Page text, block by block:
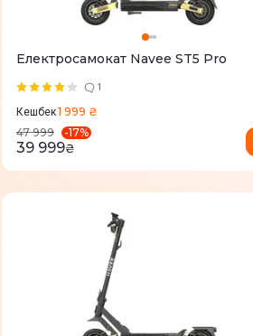
Електросамокат Navee ST5 Pro
1
Кешбек1 999 ₴
47 999
-17%
39 999₴